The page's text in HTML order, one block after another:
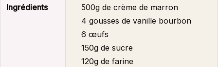
Ingrédients
500g de crème de marron
4 gousses de vanille bourbon
6 œufs
150g de sucre
120g de farine